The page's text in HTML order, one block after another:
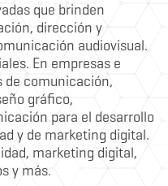
que brinden
dirección y
audiovisual.
En empresas e
de comunicación,
gráfico,
para el desarrollo
y de marketing digital.
marketing digital,
y más.